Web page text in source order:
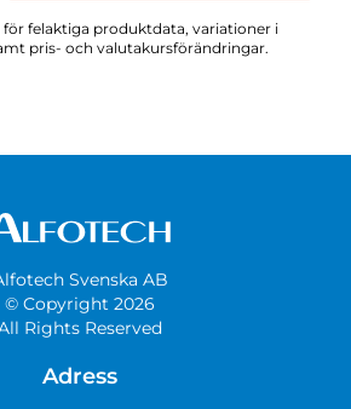
för felaktiga produktdata, variationer i
pris- och valutakursförändringar.
Svenska AB
© Copyright 2026
Rights Reserved
Adress